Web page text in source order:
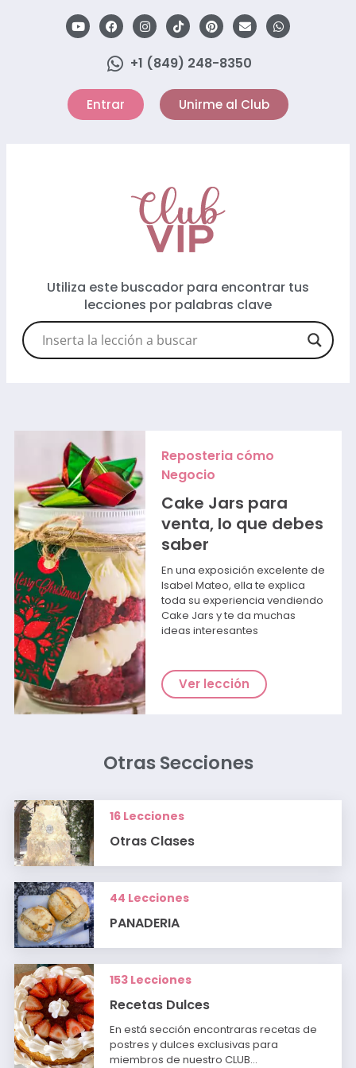
+1 (849) 248-8350
Entrar Unirme al Club
Utiliza este buscador para encontrar tus
lecciones por palabras clave
Reposteria cómo
Negocio
Cake Jars para
venta, lo que debes
saber
En una exposición excelente de
Isabel Mateo, ella te explica
toda su experiencia vendiendo
Cake Jars y te da muchas
ideas interesantes
Ver lección
Otras Secciones
16 Lecciones
Otras Clases
44 Lecciones
PANADERIA
153 Lecciones
Recetas Dulces
En está sección encontraras recetas de
postres y dulces exclusivas para
miembros de nuestro CLUB…